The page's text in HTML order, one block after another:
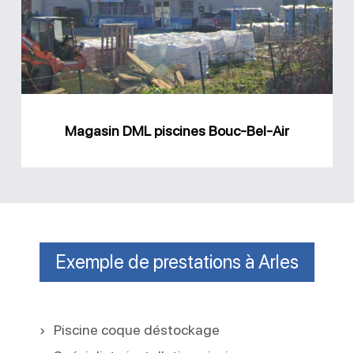
Bouc-
Bel-
Air
Magasin DML piscines Bouc-Bel-Air
Exemple de prestations à Arles
Piscine coque déstockage